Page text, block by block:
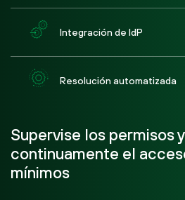
Supervise los permisos
continuamente el
mínimos
Integración de IdP
Resolución automatizada